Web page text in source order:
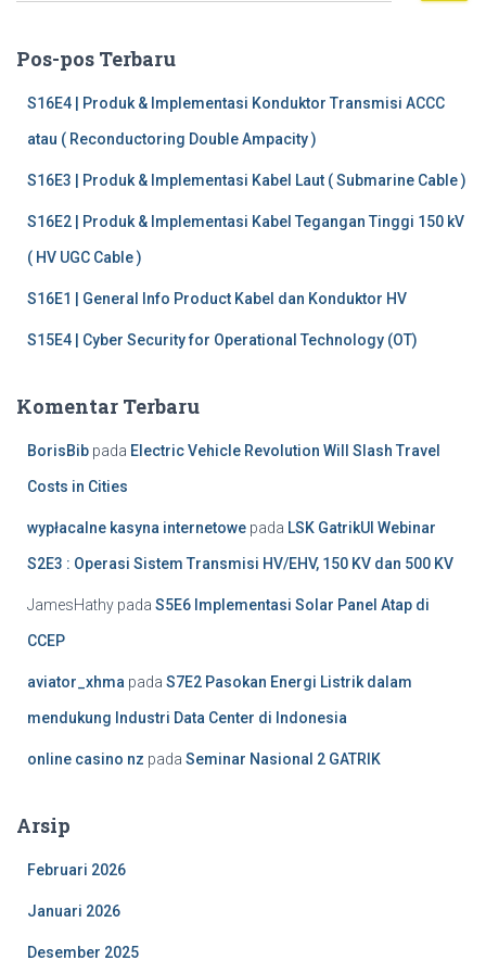
u
Pos-pos Terbaru
S16E4 | Produk & Implementasi Konduktor Transmisi ACCC
atau ( Reconductoring Double Ampacity )
S16E3 | Produk & Implementasi Kabel Laut ( Submarine Cable )
S16E2 | Produk & Implementasi Kabel Tegangan Tinggi 150 kV
( HV UGC Cable )
S16E1 | General Info Product Kabel dan Konduktor HV
S15E4 | Cyber Security for Operational Technology (OT)
Komentar Terbaru
BorisBib pada Electric Vehicle Revolution Will Slash Travel
Costs in Cities
wypłacalne kasyna internetowe pada LSK GatrikUI Webinar
S2E3 : Operasi Sistem Transmisi HV/EHV, 150 KV dan 500 KV
JamesHathy pada S5E6 Implementasi Solar Panel Atap di
CCEP
aviator_xhma pada S7E2 Pasokan Energi Listrik dalam
mendukung Industri Data Center di Indonesia
online casino nz pada Seminar Nasional 2 GATRIK
Arsip
Februari 2026
Januari 2026
Desember 2025